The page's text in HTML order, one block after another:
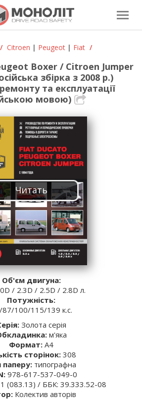
/ Citroen | Peugeot | Fiat /
Boxer / Citroen Jumper
збірка з 2008 р.)
та експлуатації
мовою)
Читать
Об'єм двигуна:
/ 2.3D / 2.5D / 2.8D л.
Потужність:
100/115/139 к.с.
Золота серія
м'яка
Формат: A4
сторінок:308
паперу:типографна
978-617-537-049-0
(083.13) / ББК: 39.333.52-08
Колектив авторів